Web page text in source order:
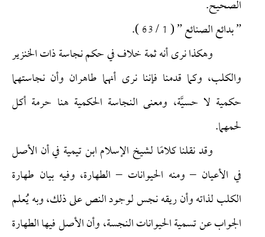
الصحيح.
” بدائع الصنائع ” ( 1 / 63 ).
وهكذا نرى أنه ثمة خلاف في حكم نجاسة ذات الخنزير
والكلب، وكما قدمنا فإننا نرى أنهما طاهران وأن نجاستهما
حكمية لا حسيَّة، ومعنى النجاسة الحكمية هنا حرمة أكل
لحمهما.
وقد نقلنا كلامًا لشيخ الإسلام ابن تيمية في أن الأصل
في الأعيان – ومنه الحيوانات – الطهارة، وفيه بيان طهارة
الكلب لذاته وأن ريقه نجس لوجود النص على ذلك، وبه يُعلم
الجواب عن تسمية الحيوانات النجسة، وأن الأصل فيها الطهارة